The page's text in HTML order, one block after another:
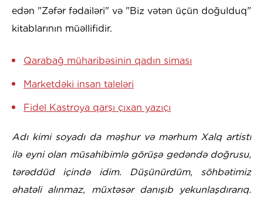
edən "Zəfər fədailəri" və "Biz vətən üçün doğulduq"
kitablarının müəllifidir.
Qarabağ müharibəsinin qadın siması
Marketdəki insan taleləri
Fidel Kastroya qarşı çıxan yazıçı
Adı kimi soyadı da məşhur və mərhum Xalq artisti
ilə eyni olan müsahibimlə görüşə gedəndə doğrusu,
tərəddüd içində idim. Düşünürdüm, söhbətimiz
əhatəli alınmaz, müxtəsər danışıb yekunlaşdırarıq.